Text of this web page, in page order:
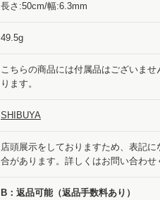
長さ:50cm/幅:6.3mm
49.5g
こちらの商品には付属品はございま
ります。
SHIBUYA
店頭展示をしておりますため、表記
合があります。詳しくはお問い合わせ
B：返品可能（返品手数料あり）